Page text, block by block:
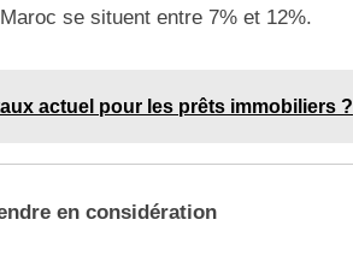
se situent entre 7% et 12%.
actuel pour les prêts immobiliers ?
en considération